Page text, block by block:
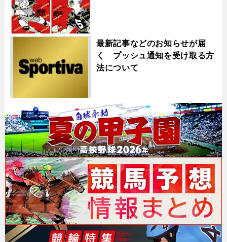
最新記事などのお知らせが届
く プッシュ通知を受け取る方
法について